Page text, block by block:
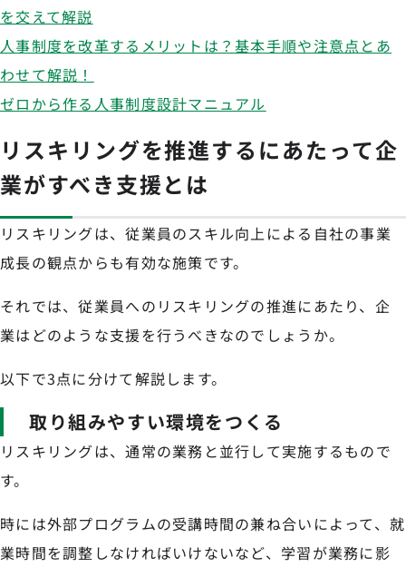
を交えて解説
人事制度を改革するメリットは？基本手順や注意点とあ
わせて解説！
ゼロから作る人事制度設計マニュアル
リスキリングを推進するにあたって企
業がすべき支援とは
リスキリングは、従業員のスキル向上による自社の事業
成長の観点からも有効な施策です。
それでは、従業員へのリスキリングの推進にあたり、企
業はどのような支援を行うべきなのでしょうか。
以下で3点に分けて解説します。
取り組みやすい環境をつくる
リスキリングは、通常の業務と並行して実施するもので
す。
時には外部プログラムの受講時間の兼ね合いによって、就
業時間を調整しなければいけないなど、学習が業務に影